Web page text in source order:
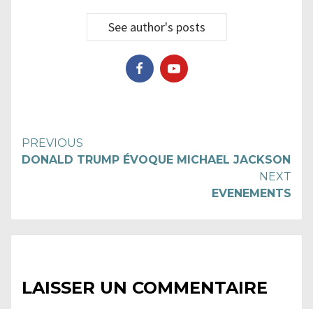
See author's posts
Continue
PREVIOUS
DONALD TRUMP ÉVOQUE MICHAEL JACKSON
NEXT
EVENEMENTS
LAISSER UN COMMENTAIRE